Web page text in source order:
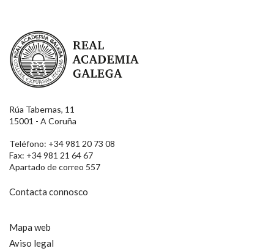
Real Academia Galega
Rúa Tabernas, 11
15001 - A Coruña
Teléfono: +34 981 20 73 08
Fax: +34 981 21 64 67
Apartado de correo 557
Contacta connosco
Mapa web
Aviso legal